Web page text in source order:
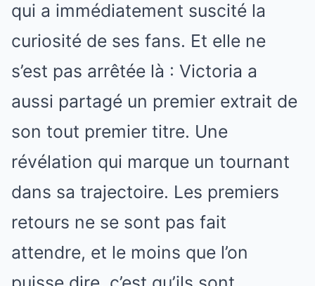
qui a immédiatement suscité la
curiosité de ses fans. Et elle ne
s’est pas arrêtée là : Victoria a
aussi partagé un premier extrait de
son tout premier titre. Une
révélation qui marque un tournant
dans sa trajectoire. Les premiers
retours ne se sont pas fait
attendre, et le moins que l’on